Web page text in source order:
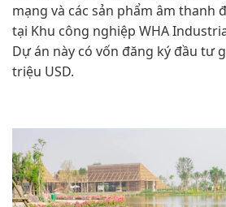
mạng và các sản phẩm âm thanh
tại Khu công nghiệp WHA
Dự án này có vốn đăng ký đầu tư
triệu USD.